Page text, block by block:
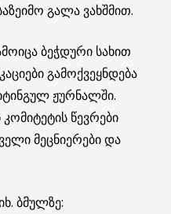
გალა ვახშმით.
ბეჭდური სახით
გამოქვეყნდება
ჟურნალში.
წევრები
მეცნიერები და
ბმულზე: